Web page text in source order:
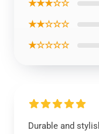
★★★☆☆
★★☆☆☆
★☆☆☆☆
Durable and